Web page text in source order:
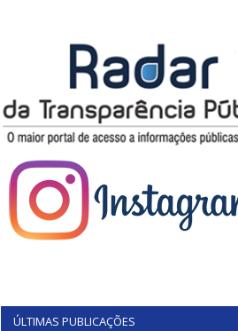
ÚLTIMAS PUBLICAÇÕES